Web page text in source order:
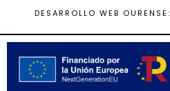
DESARROLLO WEB OURENSE: